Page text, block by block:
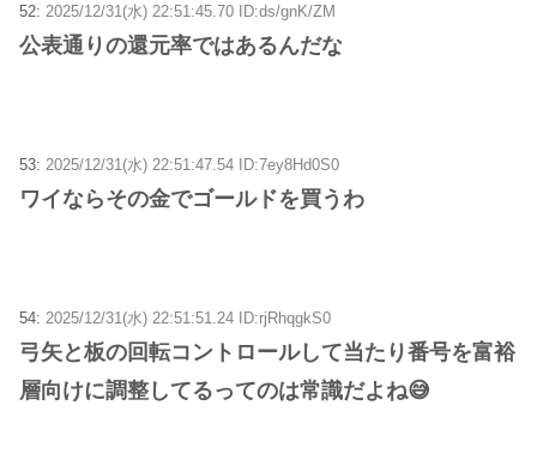
52: 2025/12/31(水) 22:51:45.70 ID:ds/gnK/ZM
公表通りの還元率ではあるんだな
53: 2025/12/31(水) 22:51:47.54 ID:7ey8Hd0S0
ワイならその金でゴールドを買うわ
54: 2025/12/31(水) 22:51:51.24 ID:rjRhqgkS0
弓矢と板の回転コントロールして当たり番号を富裕
層向けに調整してるってのは常識だよね😅